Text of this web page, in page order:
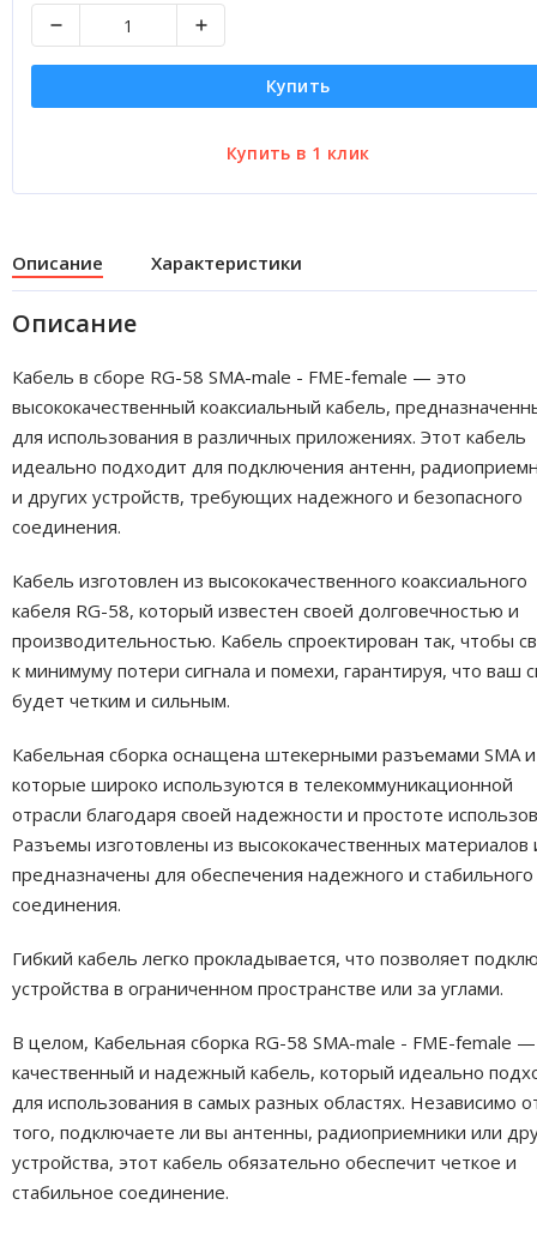
Купить
Описание Характеристики
Описание
Кабель в сборе RG-58 SMA-male - FME-female — это
высококачественный коаксиальный кабель,
для использования в различных приложениях. Этот кабель
идеально подходит для подключения антенн,
и других устройств, требующих надежного и безопасного
соединения.
Кабель изготовлен из высококачественного коаксиального
кабеля RG-58, который известен своей долговечностью и
производительностью. Кабель спроектирован так, чтобы
к минимуму потери сигнала и помехи, гарантируя, что ваш
будет четким и сильным.
Кабельная сборка оснащена штекерными разъемами SMA и
которые широко используются в телекоммуникационной
отрасли благодаря своей надежности и простоте
Разъемы изготовлены из высококачественных материалов
предназначены для обеспечения надежного и стабильного
соединения.
Гибкий кабель легко прокладывается, что позволяет
устройства в ограниченном пространстве или за углами.
В целом, Кабельная сборка RG-58 SMA-male - FME-female
качественный и надежный кабель, который идеально
для использования в самых разных областях. Независимо
того, подключаете ли вы антенны, радиоприемники или
устройства, этот кабель обязательно обеспечит четкое и
стабильное соединение.